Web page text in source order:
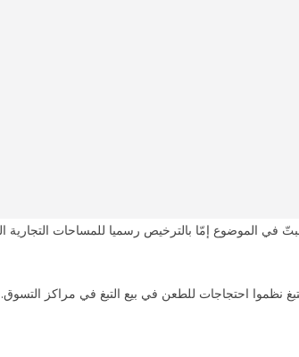
في الموضوع إمّا بالترخيص رسميا للمساحات التجارية
نظموا احتجاجات للطعن في بيع التبغ في مراكز التسوق.